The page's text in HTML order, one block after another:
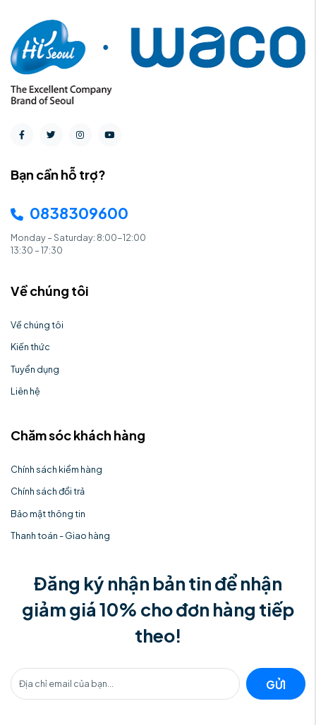
Bạn cần hỗ trợ?
0838309600
Monday – Saturday: 8:00-12:00
13:30 – 17:30
Về chúng tôi
Về chúng tôi
Kiến thức
Tuyển dụng
Liên hệ
Chăm sóc khách hàng
Chính sách kiểm hàng
Chính sách đổi trả
Bảo mật thông tin
Thanh toán - Giao hàng
Đăng ký nhận bản tin để nhận
giảm giá 10% cho đơn hàng tiếp
theo!
GỬI